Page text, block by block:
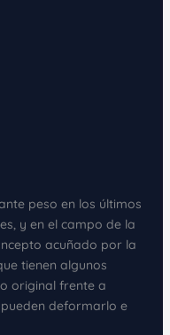
peso en los últimos
y en el campo de la
acuñado por la
tienen algunos
original frente a
deformarlo e